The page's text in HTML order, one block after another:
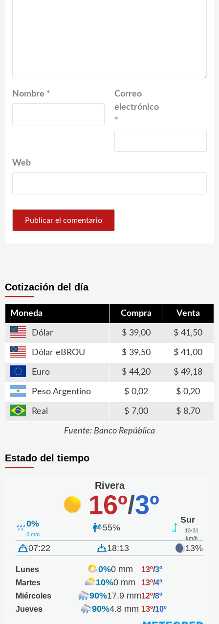
Nombre *
Correo
electrónico
*
Web
Cotización del día
Moneda Compra Venta
Dólar 39,00 41,50
Dólar eBROU 39,50 41,00
Euro 44,20 49,18
Peso Argentino 0,02 0,20
Real 7,00 8,70
Fuente: Banco República
Estado del tiempo
Rivera
16º/3º
0%
0 mm
55%
Sur
13-31
km/h
07:22 18:13 13%
Lunes 0%0 mm 13º/3º
Martes
10%0 mm 13º/4º
Miércoles
90%17.9 mm12º/8º
Jueves
90%4.8 mm 13º/10º